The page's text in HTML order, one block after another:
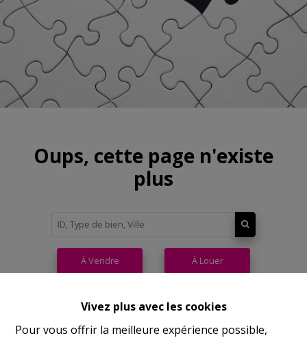
Vivez plus avec les cookies
Pour vous offrir la meilleure expérience possible,
Oups, cette page n'existe
plus
À Vendre À Louer